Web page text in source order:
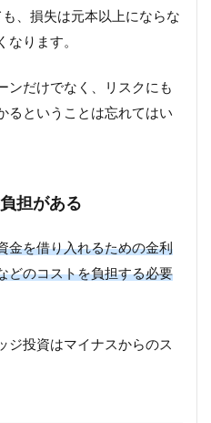
、損失は元本以上にならな
ります。
ンだけでなく、リスクにも
るということは忘れてはい
担がある
金を借り入れるための金利
どのコストを負担する必要
ジ投資はマイナスからのス